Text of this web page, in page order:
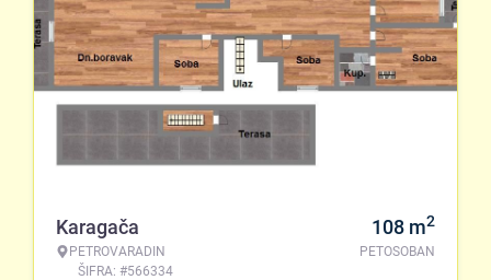
Karagača
PETROVARADIN
ŠIFRA: #566334
108 m2
PETOSOBAN